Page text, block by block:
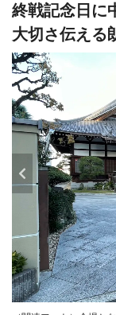
終戦記念日に
大切さ伝える